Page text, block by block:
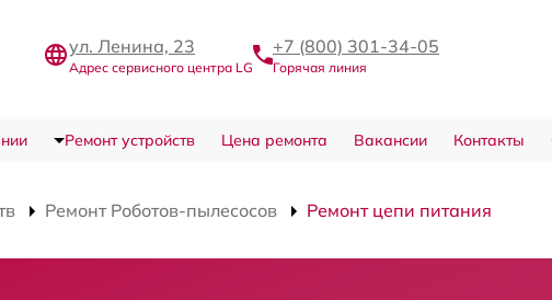
ул. Ленина, 23
Адрес сервисного центра LG
+7 (800) 301-34-05
Горячая линия
Ремонт устройств Цена ремонта Вакансии Контакты
Ремонт Роботов-пылесосов Ремонт цепи питания